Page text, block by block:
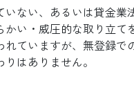
ない、あるいは貸金業
い・威圧的な取り立て
ていますが、無登録で
はありません。